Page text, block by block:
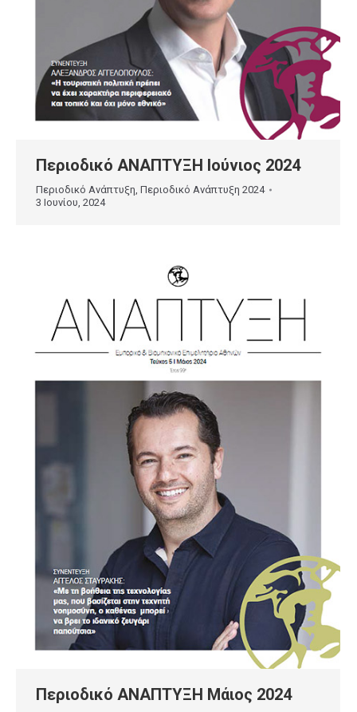
Περιοδικό ΑΝΑΠΤΥΞΗ Ιούνιος 2024
Περιοδικό Ανάπτυξη, Περιοδικό Ανάπτυξη 2024
3 Ιουνίου, 2024
Περιοδικό ΑΝΑΠΤΥΞΗ Μάιος 2024